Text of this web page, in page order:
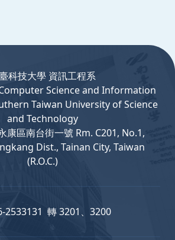
科技大學 資訊工程系
Science and Information
Taiwan University of Science
and Technology
康區南台街一號 Rm. C201, No.1,
Dist., Tainan City, Taiwan
(R.O.C.)
2533131 轉 3201、3200